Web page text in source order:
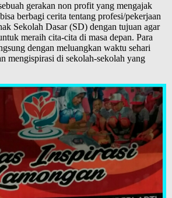
gerakan non profit yang mengajak
berbagi cerita tentang profesi/pekerjaan
Sekolah Dasar (SD) dengan tujuan agar
meraih cita-cita di masa depan. Para
dengan meluangkan waktu sehari
mengispirasi di sekolah-sekolah yang